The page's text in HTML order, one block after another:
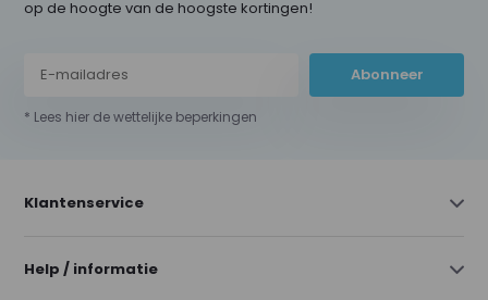
op de hoogte van de hoogste kortingen!
Abonneer
* Lees hier de wettelijke beperkingen
Klantenservice
Help / informatie